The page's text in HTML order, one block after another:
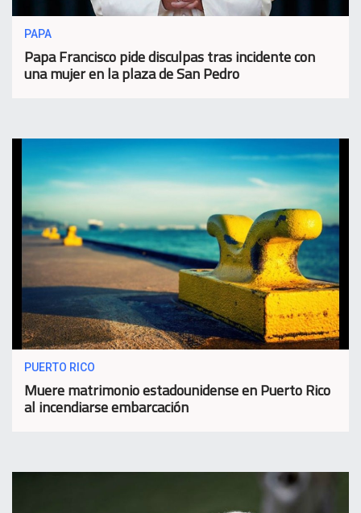
PAPA
Papa Francisco pide disculpas tras incidente con
una mujer en la plaza de San Pedro
PUERTO RICO
Muere matrimonio estadounidense en Puerto Rico
al incendiarse embarcación